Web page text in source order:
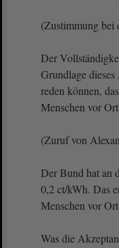
(Zustimmung
Der
Grundlage
reden können,
Menschen vor
(Zuruf von
Der Bund hat an
0,2 ct/kWh. Das
Menschen vor
Was die